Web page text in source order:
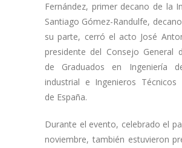
Fernández, primer decano de la
Santiago Gómez-Randulfe,
su parte, cerró el acto José
presidente del Consejo General
de Graduados en Ingeniería
industrial e Ingenieros Técnicos
de España.
Durante el evento, celebrado el
noviembre, también estuvieron